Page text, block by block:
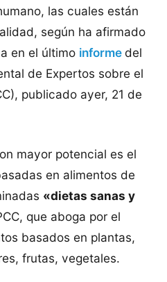
las cuales están
según ha afirmado
en el último informedel
de Expertos sobre el
publicado ayer, 21 de
mayor potencial es el
en alimentos de
«dietas sanas y
que aboga por el
basados en plantas,
frutas, vegetales.